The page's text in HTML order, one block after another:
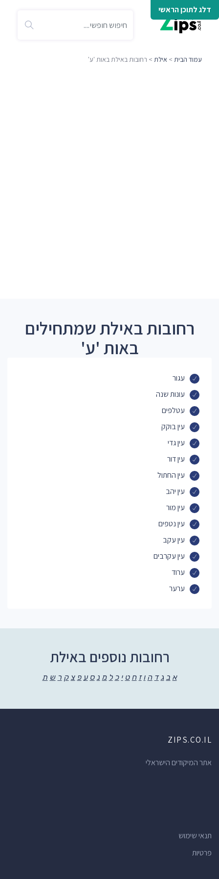
דלג לתוכן הראשי
עמוד הבית > אילת > רחובות באילת באות 'ע'
רחובות באילת שמתחילים
באות 'ע'
עגור
עונות שנה
עטלפים
עין בוקק
עין גדי
עין דור
עין החתול
עין יהב
עין מור
עין נטפים
עין עקב
עין עקרבים
ערוד
ערער
רחובות נוספים באילת
א ב ג ד ה ו ז ח ט י כ ל מ נ ס ע פ צ ק ר ש ת
ZIPS.CO.IL
אתר המיקודים הישראלי
תנאי שימוש
פרטיות